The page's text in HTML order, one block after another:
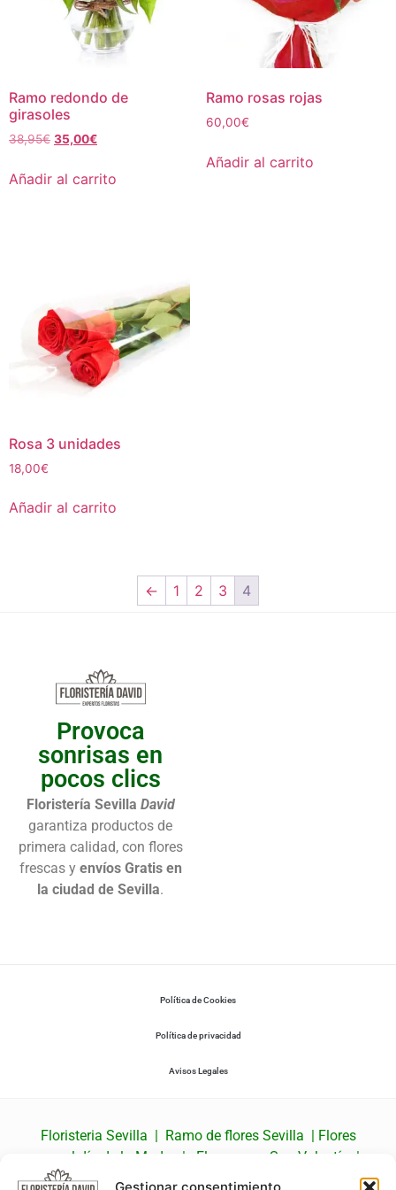
Ramo redondo de
girasoles
38,95€ 35,00€
Añadir al carrito
Ramo rosas rojas
60,00€
Añadir al carrito
Rosa 3 unidades
18,00€
Añadir al carrito
← 1 2 3 4
Provoca
sonrisas en
pocos clics
Floristería Sevilla David
garantiza productos de
primera calidad, con flores
frescas y envíos Gratis en
la ciudad de Sevilla.
Política de Cookies
Política de privacidad
Avisos Legales
Floristeria Sevilla | Ramo de flores Sevilla | Flores
para el día de la Madre
| Flores para San Valentín
|
Ramo de rosas Sevilla
Coronas fúnebres Sevilla